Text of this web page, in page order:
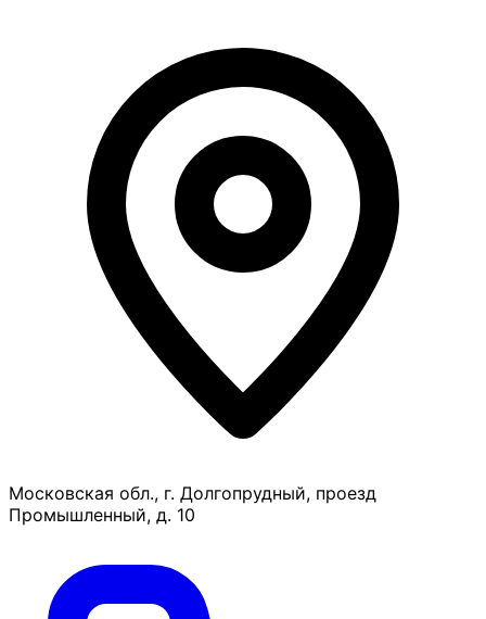
Московская обл., г. Долгопрудный, проезд
Промышленный, д. 10